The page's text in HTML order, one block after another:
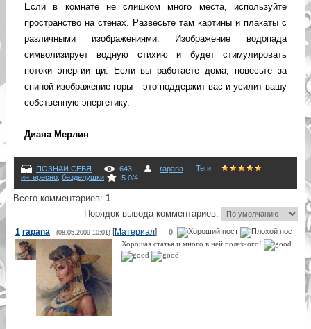
Если в комнате не слишком много места, используйте
пространство на стенах. Развесьте там картины и плакаты с
различными изображениями. Изображение водопада
символизирует водную стихию и будет стимулировать
потоки энергии ци. Если вы работаете дома, повесьте за
спиной изображение горы – это поддержит вас и усилит вашу
собственную энергетику.
Диана Мерлин
ПОЗНАЙ СЕБЯ 643 rapana Теги:
интересно, безделушки 5.0/4
Всего комментариев: 1
Порядок вывода комментариев:
0
1 rapana (08.05.2009 10:01)[Материал]
Хорошая статья и много в ней полезного!